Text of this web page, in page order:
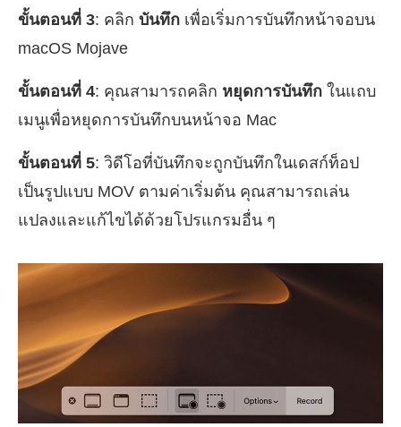
ขั้นตอนที่ 3: คลิก บันทึก เพื่อเริ่มการบันทึกหน้าจอบน
macOS Mojave
ขั้นตอนที่ 4: คุณสามารถคลิก หยุดการบันทึก ในแถบ
เมนูเพื่อหยุดการบันทึกบนหน้าจอ Mac
ขั้นตอนที่ 5: วิดีโอที่บันทึกจะถูกบันทึกในเดสก์ท็อป
เป็นรูปแบบ MOV ตามค่าเริ่มต้น คุณสามารถเล่น
แปลงและแก้ไขได้ด้วยโปรแกรมอื่น ๆ